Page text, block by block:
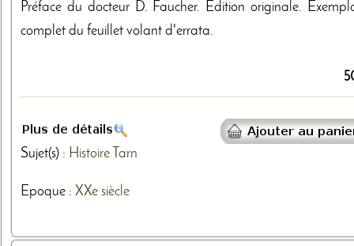
Préface du docteur D. Faucher. Edition originale.
complet du feuillet volant d'errata.
Sujet(s) : Histoire Tarn
Epoque : XXe siècle